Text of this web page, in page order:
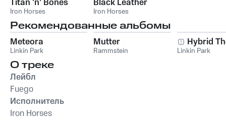
Titan 'n' Bones
Iron Horses
Black Leather
Iron Horses
Рекомендованные альбомы
Meteora
Linkin Park
Mutter
Rammstein
Hybrid
Linkin Park
О треке
Лейбл
Fuego
Исполнитель
Iron Horses